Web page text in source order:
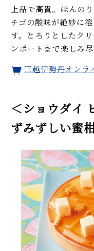
上品で高貴。ほんの
チゴの酸味が絶妙に
す。とろりとしたク
ンポートまで楽しみ尽
三越伊勢丹オンラ
＜ショウダイ
ずみずしい蜜